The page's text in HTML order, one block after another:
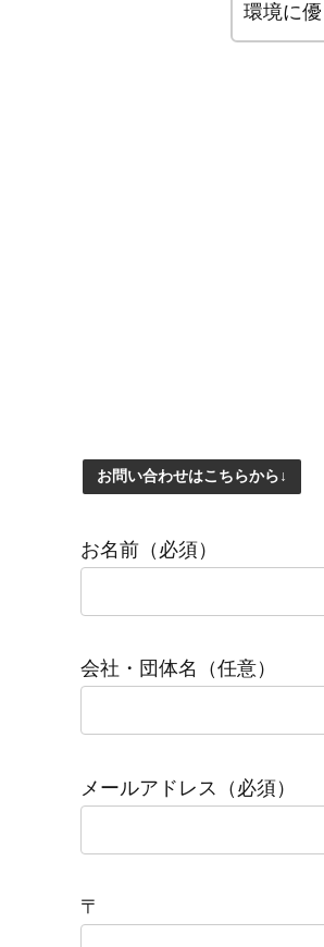
環境に
お問い合わせはこちらから↓
お名前（必須）
会社・団体名（任意）
メールアドレス（必須）
〒